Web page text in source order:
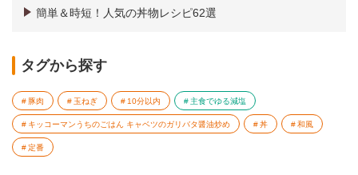
簡単＆時短！人気の丼物レシピ62選
タグから探す
豚肉 玉ねぎ 10分以内 主食でゆる減塩
キッコーマンうちのごはん キャベツのガリバタ醤油炒め 丼 和風
定番